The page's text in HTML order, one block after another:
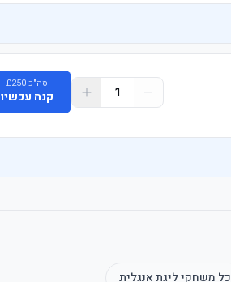
1
סה"כ £250
קנה עכשיו
כל משחקיליגת אנגלית